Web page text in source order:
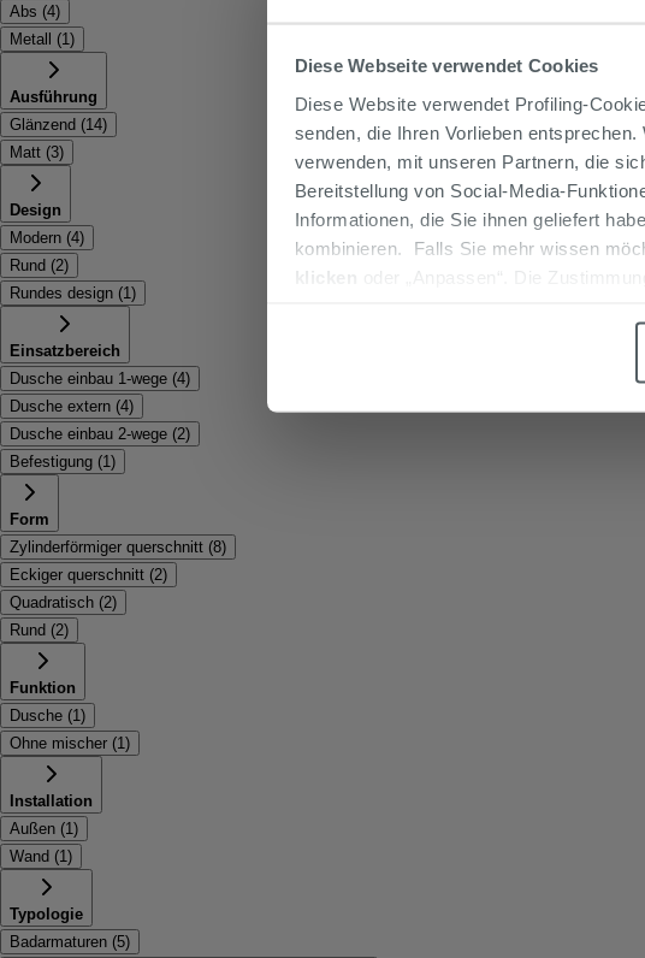
Diese Webseite verwendet Cookies
Diese Website verwendet Profiling-
senden, die Ihren Vorlieben
verwenden, mit unseren Partnern, die
Bereitstellung von Social-Media-
Informationen, die Sie ihnen geliefert
kombinieren. Falls Sie mehr wissen
klicken
oder „Anpassen“. Die
Abs (4)
Metall
(1 )
Ausführung
Glänzend (14)
Matt (3)
Design
Modern (4)
Rund (2)
Rundes design (1 )
Einsatzbereich
Dusche einbau 1-wege (4)
Dusche extern (4)
Dusche einbau 2-wege (2)
Befestigung (1 )
Form
Zylinderförmiger querschnitt (8)
Eckiger querschnitt (2)
Quadratisch (2)
Rund (2)
Funktion
Dusche (1 )
Ohne mischer (1 )
Installation
Außen (1 )
Wand (1 )
Typologie
Badarmaturen (5)